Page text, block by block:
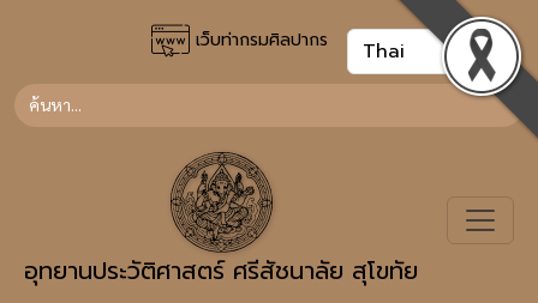
เว็บท่ากรมศิลปากร
อุทยานประวัติศาสตร์ ศรีสัชนาลัย สุโขทัย